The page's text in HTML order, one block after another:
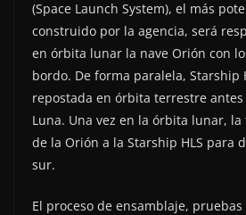
(Space Launch System), el más
construido por la agencia, será
en órbita lunar la nave Orión con
bordo. De forma paralela, Starship
repostada en órbita terrestre
Luna. Una vez en la órbita lunar,
de la Orión a la Starship HLS para
sur.
El proceso de ensamblaje,